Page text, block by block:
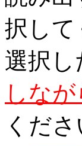
択して
選択
しなが
くださ